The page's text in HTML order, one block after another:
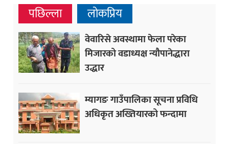
पछिल्ला लोकप्रिय
वेवारिसे अवस्थामा फेला परेका
मिजारको वडाध्यक्ष न्यौपानेद्धारा
उद्धार
म्यागङ गाउँपालिका सूचना प्रविधि
अधिकृत अख्तियारको फन्दामा